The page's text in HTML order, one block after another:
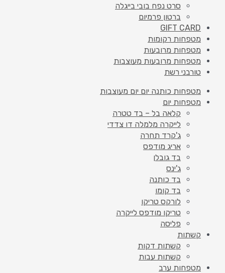
סרט נפח בובי בייגלה
ברטון פרמיום
GIFT CARD
מטפחות רקומות
מטפחות מרובעות
מטפחות מרובעות מעוצבות
טורבני רשת
מטפחות כותנה יום יום מעוצבות
מטפחות יום
קלאה בל – בד טטרה
לייקרה מלמלה דו צדדי
ג'קרד תחרה
אריג מודפס
בד גובלן
ג'ינס
בד כותנה
בד קומו
לורקס טריקו
טריקו מודפס לייקרה
פליסה
קשתות
קשתות דקות
קשתות עבות
מטפחות ערב